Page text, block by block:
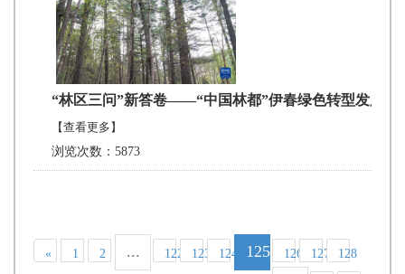
“林区三问”新答卷——“中国林都”伊春绿色转型发展实
【查看更多】
浏览次数：5873
« 1 2 ... 122 123 124 125 126 127 128